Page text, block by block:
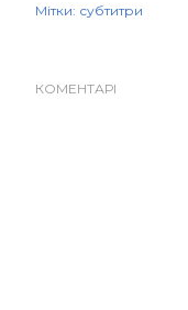
Мітки: субтитри
КОМЕНТАРІ